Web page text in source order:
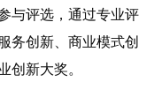
与评选，通过专业评
务创新、商业模式创
创新大奖。